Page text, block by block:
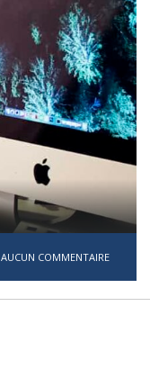
AUCUN COMMENTAIRE